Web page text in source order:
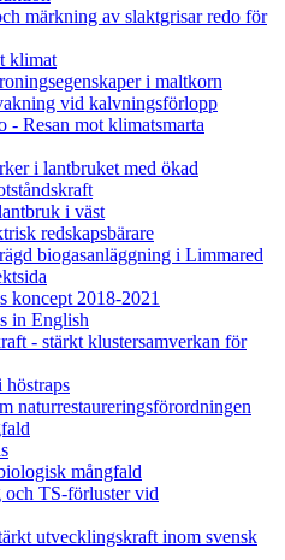
märkning av slaktgrisar redo för
klimat
i maltkorn
vid kalvningsförlopp
- Resan mot klimatsmarta
i lantbruket med ökad
i väst
redskapsbärare
biogasanläggning i Limmared
koncept 2018-2021
in English
- stärkt klustersamverkan för
naturrestaureringsförordningen
mångfald
TS-förluster vid
utvecklingskraft inom svensk